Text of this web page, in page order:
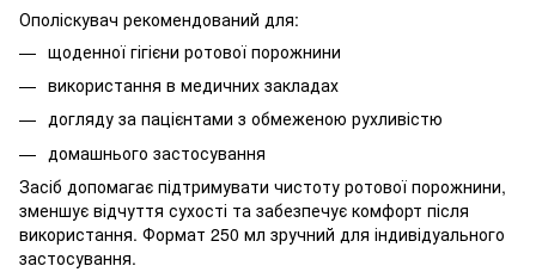
Ополіскувач рекомендований для:
щоденної гігієни ротової порожнини
використання в медичних закладах
догляду за пацієнтами з обмеженою рухливістю
домашнього застосування
Засіб допомагає підтримувати чистоту ротової порожнини,
зменшує відчуття сухості та забезпечує комфорт після
використання. Формат 250 мл зручний для індивідуального
застосування.